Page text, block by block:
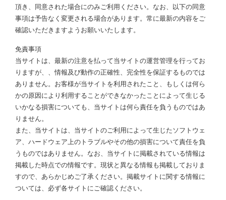
頂き、同意された場合にのみご利用ください。なお、以下の同意
事項は予告なく変更される場合があります。常に最新の内容をご
確認いただきますようお願いいたします。
免責事項
当サイトは、最新の注意を払って当サイトの運営管理を行ってお
りますが、、情報及び動作の正確性、完全性を保証するものでは
ありません。お客様が当サイトを利用されたこと、もしくは何ら
かの原因により利用することができなかったことによって生じる
いかなる損害についても、当サイトは何ら責任を負うものではあ
りません。
また、当サイトは、当サイトのご利用によって生じたソフトウェ
ア、ハードウェア上のトラブルやその他の損害について責任を負
うものではありません。なお、当サイトに掲載されている情報は
掲載した時点での情報です。現状と異なる情報も掲載しておりま
すので、あらかじめご了承ください。掲載サイトに関する情報に
ついては、必ず各サイトにご確認ください。